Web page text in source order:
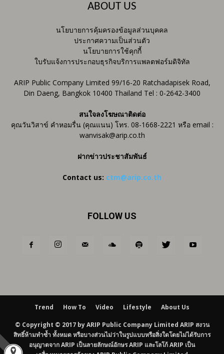
ABOUT US
นโยบายการคุ้มครองข้อมูลส่วนบุคคล
ประกาศความเป็นส่วนตัว
นโยบายการใช้คุกกี้
ใบรับแจ้งการประกอบธุรกิจบริการแพลตฟอร์มดิจิทัล
ARIP Public Company Limited 99/16-20 Ratchadapisek Road,
Din Daeng, Bangkok 10400 Thailand Tel : 0-2642-3400
สนใจลงโฆษณาติดต่อ
คุณวันวิสาข์ คำหอมรื่น (คุณแนน) โทร. 08-1668-2221 หรือ email :
wanvisak@arip.co.th
ฝากข่าวประชาสัมพันธ์
Contact us: ctm@arip.co.th
FOLLOW US
Trend How To Video Lifestyle About Us
© Copyright © 2017 by ARIP Public Company Limited ARIP สงวน
สิทธิ์ห้ามทำซ้ำ ทั้งหมด หรือบางส่วนไม่ว่าในรูปแบบหรือสิ่งใดโดยไม่ได้รับการ
อนุญาตจาก ARIP เป็นลายลักษณ์อักษร ARIP และโลโก้ ARIP เป็น